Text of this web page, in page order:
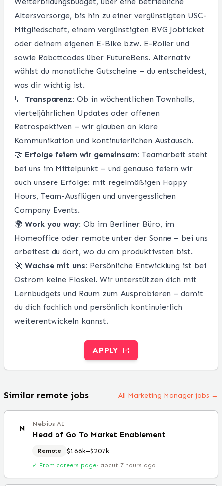
Altersvorsorge, bis hin zu einer vergünstigten USC-
Mitgliedschaft, einem vergünstigten BVG Jobticket
oder deinem eigenen E-Bike bzw. E-Roller und
sowie Rabattcodes über FutureBens. Alternativ
wählst du monatliche Gutscheine – du entscheidest,
was dir wichtig ist.
💬 Transparenz: Ob in wöchentlichen Townhalls,
vierteljährlichen Updates oder offenen
Retrospektiven – wir glauben an klare
Kommunikation und kontinuierlichen Austausch.
🤝 Erfolge feiern wir gemeinsam: Teamarbeit steht
bei uns im Mittelpunkt – und genauso feiern wir
auch unsere Erfolge: mit regelmäßigen Happy
Hours, Team-Ausflügen und unvergesslichen
Company Events.
🌍 Work you way: Ob im Berliner Büro, im
Homeoffice oder remote unter der Sonne – bei uns
arbeitest du dort, wo du am produktivsten bist.
🚀 Wachse mit uns: Persönliche Entwicklung ist bei
Ostrom keine Floskel. Wir unterstützen dich mit
Lernbudgets und Raum zum Ausprobieren – damit
du dich fachlich und persönlich kontinuierlich
weiterentwickeln kannst.
APPLY
Similar remote jobs All Marketing Manager jobs →
N Nebius AI
Head of Go To Market Enablement
Remote $166k–$207k
✓ From careers page· about 7 hours ago